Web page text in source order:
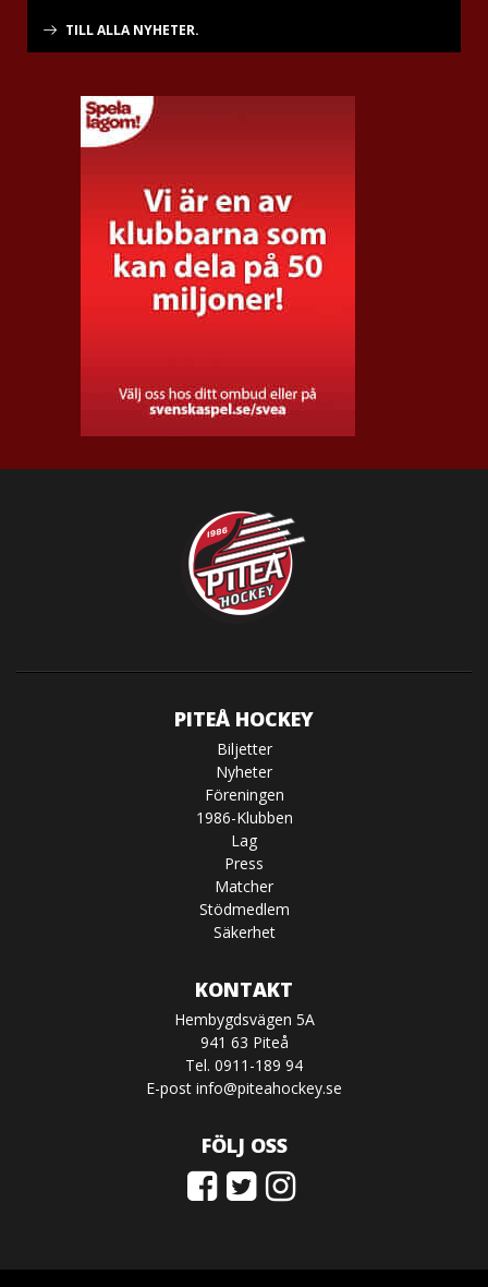
TILL ALLA NYHETER.
PITEÅ HOCKEY
Biljetter
Nyheter
Föreningen
1986-Klubben
Lag
Press
Matcher
Stödmedlem
Säkerhet
KONTAKT
Hembygdsvägen 5A
941 63 Piteå
Tel. 0911-189 94
E-post info@piteahockey.se
FÖLJ OSS